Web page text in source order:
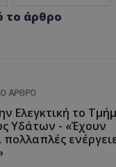
το άρθρο
ΆΡΘΡΟ
Ελεγκτική το
Υδάτων - «Έχουν
πολλαπλές